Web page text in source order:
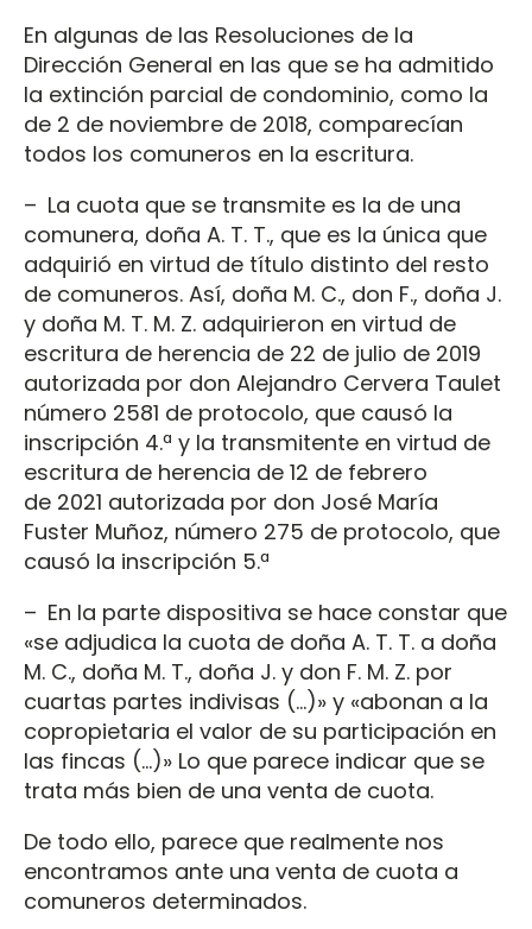
En algunas de las Resoluciones de la
Dirección General en las que se ha admitido
la extinción parcial de condominio, como la
de 2 de noviembre de 2018, comparecían
todos los comuneros en la escritura.
– La cuota que se transmite es la de una
comunera, doña A. T. T., que es la única que
adquirió en virtud de título distinto del resto
de comuneros. Así, doña M. C., don F., doña J.
y doña M. T. M. Z. adquirieron en virtud de
escritura de herencia de 22 de julio de 2019
autorizada por don Alejandro Cervera Taulet
número 2581 de protocolo, que causó la
inscripción 4.ª y la transmitente en virtud de
escritura de herencia de 12 de febrero
de 2021 autorizada por don José María
Fuster Muñoz, número 275 de protocolo, que
causó la inscripción 5.ª
– En la parte dispositiva se hace constar que
«se adjudica la cuota de doña A. T. T. a doña
M. C., doña M. T., doña J. y don F. M. Z. por
cuartas partes indivisas (...)» y «abonan a la
copropietaria el valor de su participación en
las fincas (...)» Lo que parece indicar que se
trata más bien de una venta de cuota.
De todo ello, parece que realmente nos
encontramos ante una venta de cuota a
comuneros determinados.